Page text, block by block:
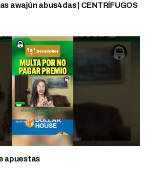
awajún abus4das | CENTRÍFUGOS
apuestas